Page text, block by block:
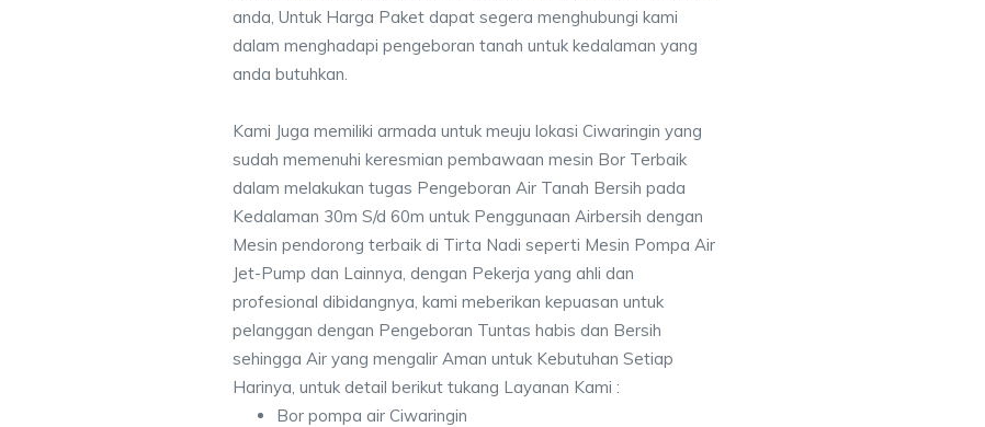
anda, Untuk Harga Paket dapat segera menghubungi kami
dalam menghadapi pengeboran tanah untuk kedalaman yang
anda butuhkan.
Kami Juga memiliki armada untuk meuju lokasi Ciwaringin yang
sudah memenuhi keresmian pembawaan mesin Bor Terbaik
dalam melakukan tugas Pengeboran Air Tanah Bersih pada
Kedalaman 30m S/d 60m untuk Penggunaan Airbersih dengan
Mesin pendorong terbaik di Tirta Nadi seperti Mesin Pompa Air
Jet-Pump dan Lainnya, dengan Pekerja yang ahli dan
profesional dibidangnya, kami meberikan kepuasan untuk
pelanggan dengan Pengeboran Tuntas habis dan Bersih
sehingga Air yang mengalir Aman untuk Kebutuhan Setiap
Harinya, untuk detail berikut tukang Layanan Kami :
Bor pompa air Ciwaringin